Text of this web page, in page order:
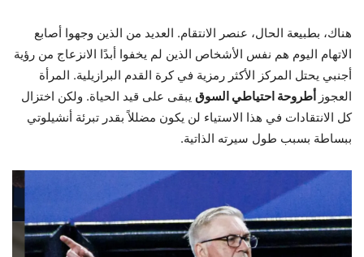
هناك، بطبيعة الحال، عنصر الانتقام. العديد من الذين وجهوا أصابع
الاتهام اليوم هم نفس الأشخاص الذين لم يخفوا أبدًا الانزعاج من رؤية
أجنبي يحتل المركز الأكثر رمزية في كرة القدم البرازيلية. المرأة
العجوز أطروحة احتياطي السوق يبقى على قيد الحياة. ولكن اختزال
كل الانتقادات في هذا الاستياء لن يكون مضللاً بقدر تبرئة أنشيلوتي
ببساطة بسبب طول سيرته الذاتية.